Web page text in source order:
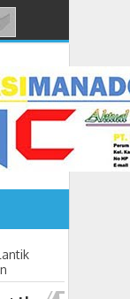
PIMPIN DPRD